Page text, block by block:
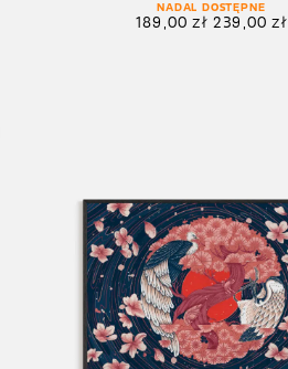
NADAL DOSTĘPNE
189,00zł 239,00zł